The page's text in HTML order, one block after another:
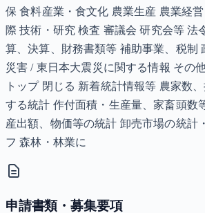
保 食料産業・食文化 農業生産 農業経
際 技術・研究 検査 審議会 研究会等 法
算、決算、財務書類等 補助事業、税制
災害 / 東日本大震災に関する情報 その
トップ 閉じる 新着統計情報等 農家数
する統計 作付面積・生産量、家畜頭数
産出額、物価等の統計 卸売市場の統計
フ 森林・林業に
申請書類・募集要項